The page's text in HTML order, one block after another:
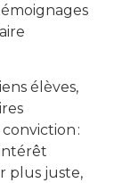
élèves,
:
plus juste,